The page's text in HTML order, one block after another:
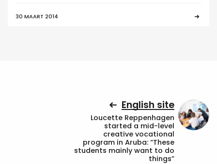
30 MAART 2014
English site
Loucette Reppenhagen
started a mid-level
creative vocational
program in Aruba: “These
students mainly want to do
things”